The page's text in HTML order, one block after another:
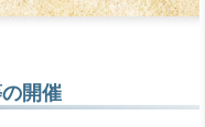
開催